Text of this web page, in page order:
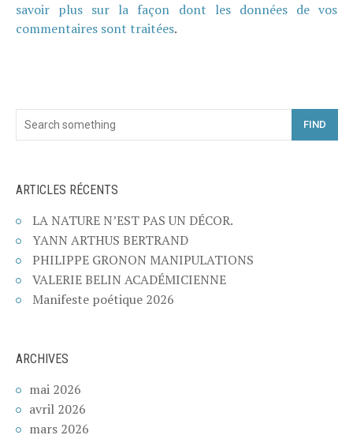
savoir plus sur la façon dont les données de vos
commentaires sont traitées.
FIND
ARTICLES RÉCENTS
LA NATURE N’EST PAS UN DÉCOR.
YANN ARTHUS BERTRAND
PHILIPPE GRONON MANIPULATIONS
VALERIE BELIN ACADÉMICIENNE
Manifeste poétique 2026
ARCHIVES
mai 2026
avril 2026
mars 2026